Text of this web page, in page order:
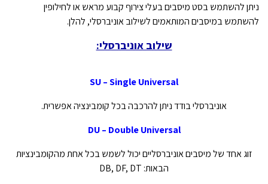
ניתן להשתמש בסט מיסבים בעלי צירוף קבוע מראש או לחילופין
להשתמש במיסבים המותאמים לשילוב אוניברסלי, להלן.
שילוב אוניברסלי:
SU – Single Universal
אוניברסלי בודד ניתן להרכבה בכל קומבינציה אפשרית.
DU – Double Universal
זוג אחד של מיסבים אוניברסליים יכול לשמש בכל אחת מהקומבינציות
הבאות: DB, DF, DT